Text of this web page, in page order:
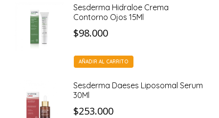
Sesderma Hidraloe Crema
Contorno Ojos 15Ml
$98.000
AÑADIR AL CARRITO
Sesderma Daeses Liposomal Serum
30Ml
$253.000